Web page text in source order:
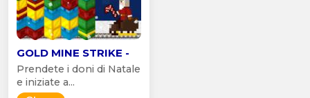
GOLD MINE STRIKE -
Prendete i doni di Natale
e iniziate a...